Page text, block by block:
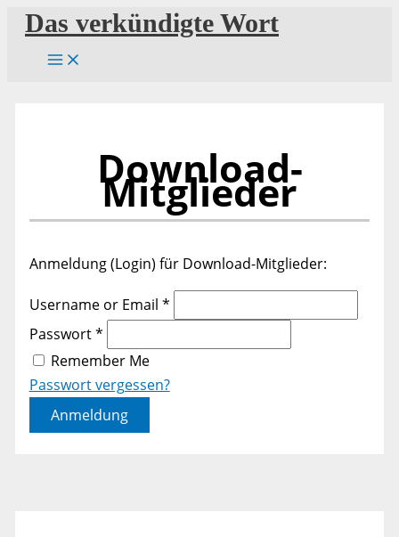
Zum
Inhalt
springen
Das verkündigte Wort
Download-
Mitglieder
Anmeldung (Login) für Download-Mitglieder:
Username or Email *
Passwort*
Remember Me
Passwort vergessen?
Anmeldung